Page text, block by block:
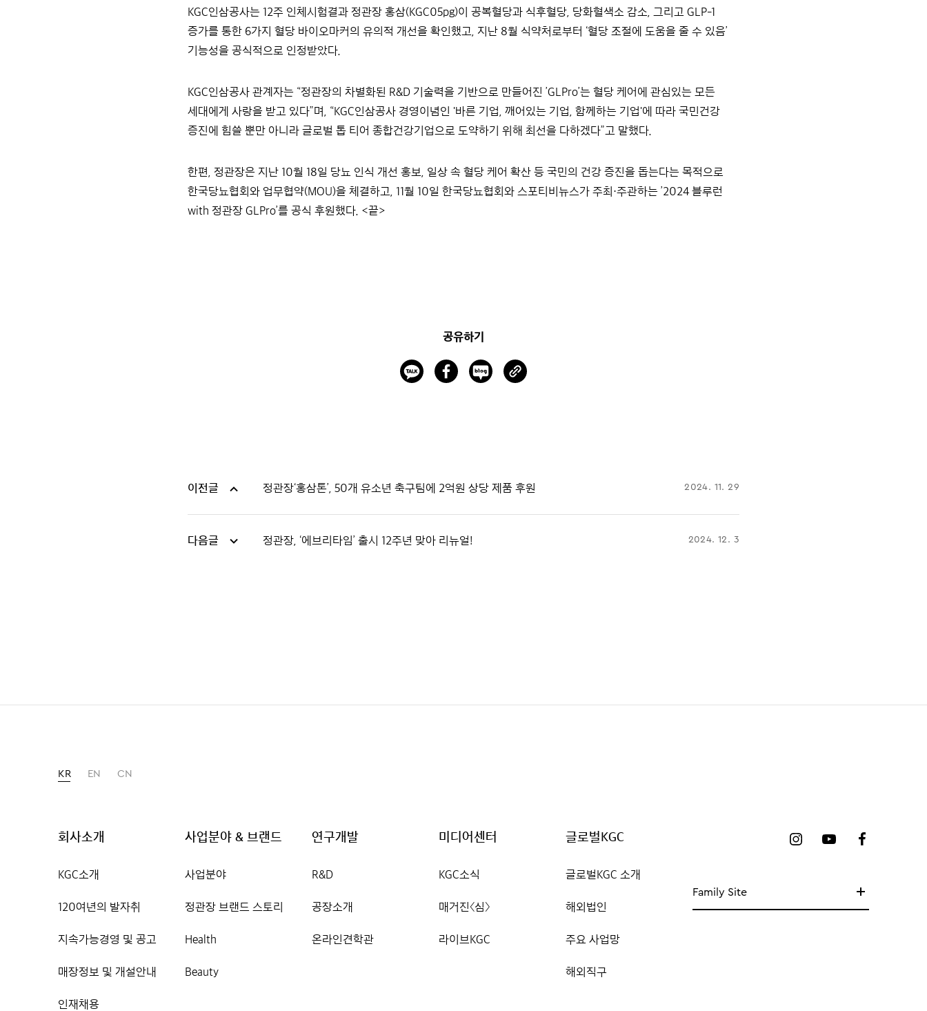
KGC인삼공사는 12주 인체시험결과 정관장 홍삼(KGC05pg)이 공복혈당과 식후혈당, 당화혈색소 감소, 그리고 GLP-1
증가를 통한 6가지 혈당 바이오마커의 유의적 개선을 확인했고, 지난 8월 식약처로부터 ‘혈당 조절에 도움을 줄 수 있음’
기능성을 공식적으로 인정받았다.
KGC인삼공사 관계자는 “정관장의 차별화된 R&D 기술력을 기반으로 만들어진 ’GLPro’는 혈당 케어에 관심있는 모든
세대에게 사랑을 받고 있다”며, “KGC인삼공사 경영이념인 '바른 기업, 깨어있는 기업, 함께하는 기업'에 따라 국민건강
증진에 힘쓸 뿐만 아니라 글로벌 톱 티어 종합건강기업으로 도약하기 위해 최선을 다하겠다”고 말했다.
한편, 정관장은 지난 10월 18일 당뇨 인식 개선 홍보, 일상 속 혈당 케어 확산 등 국민의 건강 증진을 돕는다는 목적으로
한국당뇨협회와 업무협약(MOU)을 체결하고, 11월 10일 한국당뇨협회와 스포티비뉴스가 주최·주관하는 ’2024 블루런
with 정관장 GLPro’를 공식 후원했다. <끝>
공유하기
이전글 정관장‘홍삼톤’, 50개 유소년 축구팀에 2억원 상당 제품 후원 2024. 11. 29
다음글 정관장, ‘에브리타임’ 출시 12주년 맞아 리뉴얼! 2024. 12. 3
KR EN CN
회사소개
KGC소개
120여년의 발자취
지속가능경영 및 공고
매장정보 및 개설안내
인재채용
사업분야 & 브랜드
사업분야
정관장 브랜드 스토리
Health
Beauty
연구개발
R&D
공장소개
온라인견학관
미디어센터
KGC소식
매거진〈심〉
라이브KGC
글로벌KGC
글로벌KGC 소개
해외법인
주요 사업망
해외직구
Family Site